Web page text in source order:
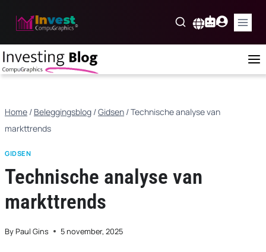
Home / Beleggingsblog /Gidsen /Technische analyse van
markttrends
GIDSEN
Technische analyse van
markttrends
ByPaul Gins 5 november, 2025